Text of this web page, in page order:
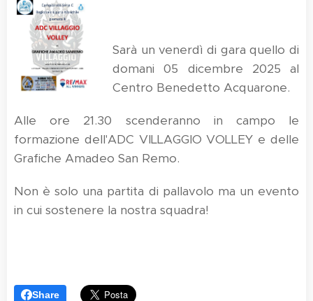
Sarà un venerdì di gara quello di
domani 05 dicembre 2025 al
Centro Benedetto Acquarone.
Alle ore 21.30 scenderanno in campo le
formazione dell'ADC VILLAGGIO VOLLEY e delle
Grafiche Amadeo San Remo.
Non è solo una partita di pallavolo ma un evento
in cui sostenere la nostra squadra!
Share